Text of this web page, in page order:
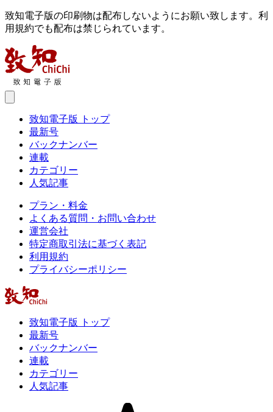
致知電子版の印刷物は配布しないようにお願い致します。利
用規約でも配布は禁じられています。
致知電子版 トップ
最新号
バックナンバー
連載
カテゴリー
人気記事
プラン・料金
よくある質問・お問い合わせ
運営会社
特定商取引法に基づく表記
利用規約
プライバシーポリシー
致知電子版 トップ
最新号
バックナンバー
連載
カテゴリー
人気記事